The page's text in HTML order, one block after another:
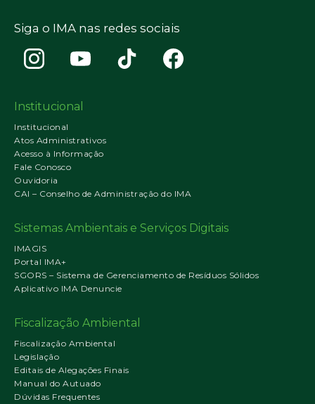
Siga o IMA nas redes sociais
Institucional
Institucional
Atos Administrativos
Acesso à Informação
Fale Conosco
Ouvidoria
CAI – Conselho de Administração do IMA
Sistemas Ambientais e Serviços Digitais
IMAGIS
Portal IMA+
SGORS – Sistema de Gerenciamento de Resíduos Sólidos
Aplicativo IMA Denuncie
Fiscalização Ambiental
Fiscalização Ambiental
Legislação
Editais de Alegações Finais
Manual do Autuado
Dúvidas Frequentes